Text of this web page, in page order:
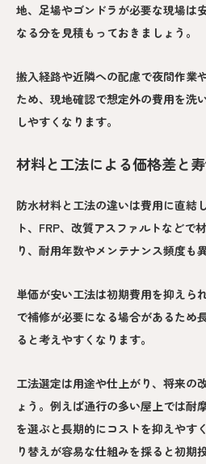
地、足場やゴンドラが必要な現場は
なる分を見積もっておきましょう。
搬入経路や近隣への配慮で夜間作業
ため、現地確認で想定外の費用を洗
しやすくなります。
材料と工法による価格差と
防水材料と工法の違いは費用に直結
ト、FRP、改質アスファルトなどで
り、耐用年数やメンテナンス頻度も
単価が安い工法は初期費用を抑えら
で補修が必要になる場合があるため
ると考えやすくなります。
工法選定は用途や仕上がり、将来の
ょう。例えば通行の多い屋上では耐
を選ぶと長期的にコストを抑えやす
り替えが容易な仕組みを採ると初期